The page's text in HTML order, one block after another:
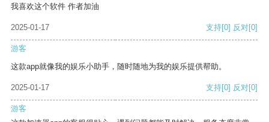
我喜欢这个软件 作者加油
2025-01-17 支持[0] 反对[0]
游客
这款app就像我的娱乐小助手，随时随地为我的娱乐提供帮助。
2025-01-17 支持[0] 反对[0]
游客